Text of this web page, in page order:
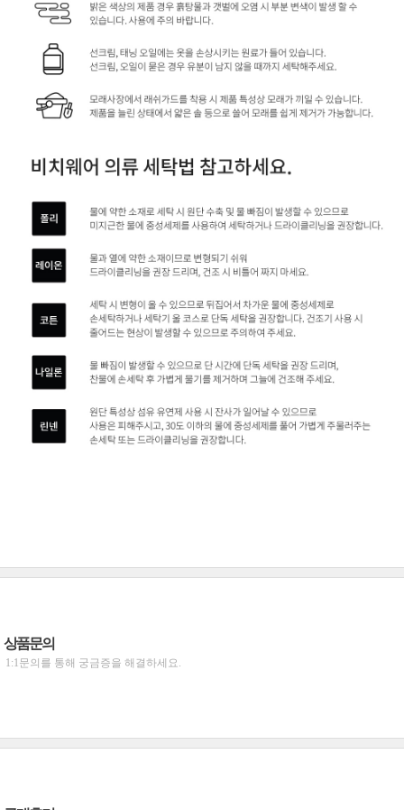
상품문의
1:1문의를 통해 궁금증을 해결하세요.